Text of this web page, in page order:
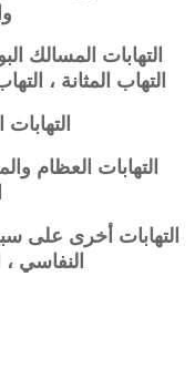
التهابات المسالك
التهاب المثانة ،
التهابات العظام
التهابات أخرى على
النفاسي